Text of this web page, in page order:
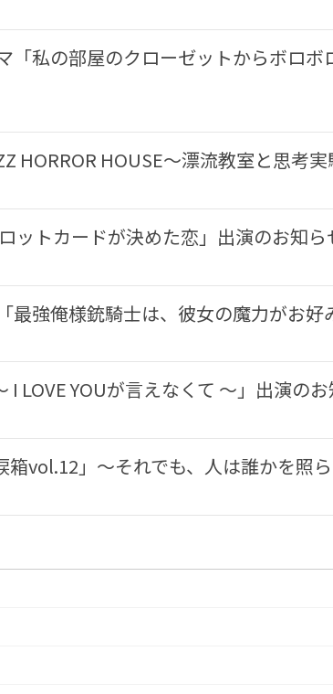
「私の部屋のクローゼットからボロ
HORROR HOUSE〜漂流教室と思考
ットカードが決めた恋」出演のお知ら
最強俺様銃騎士は、彼女の魔力がお
I LOVE YOUが言えなくて 〜」出演の
箱vol.12」〜それでも、人は誰かを照